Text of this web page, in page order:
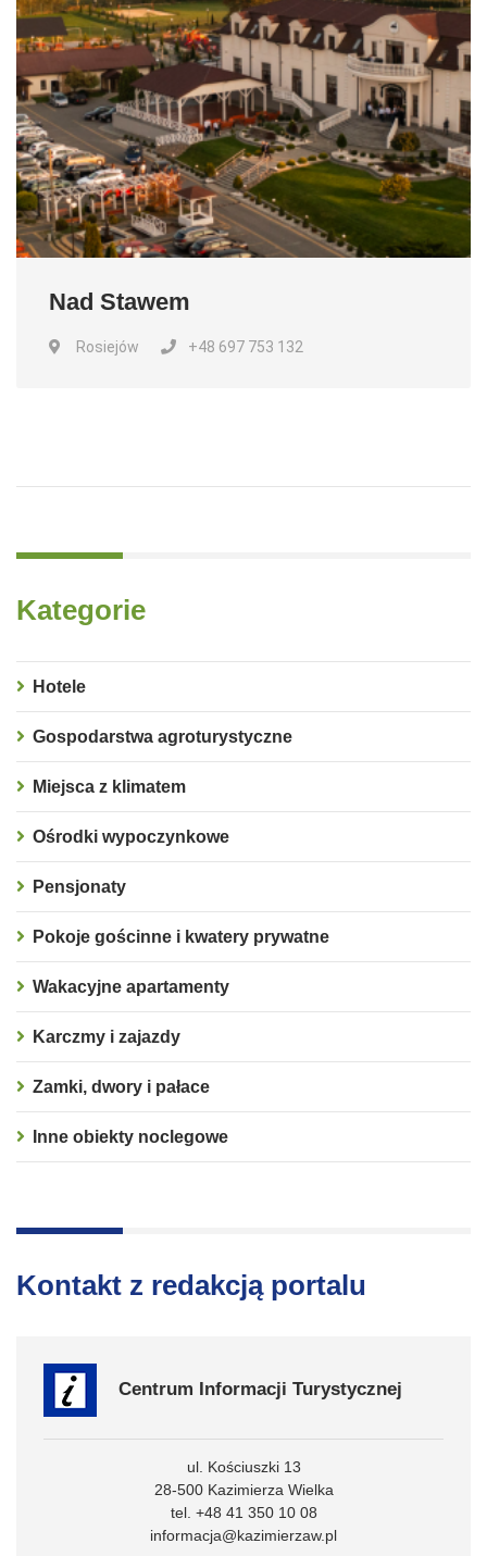
Nad Stawem
Rosiejów +48 697 753 132
Kategorie
Hotele
Gospodarstwa agroturystyczne
Miejsca z klimatem
Ośrodki wypoczynkowe
Pensjonaty
Pokoje gościnne i kwatery prywatne
Wakacyjne apartamenty
Karczmy i zajazdy
Zamki, dwory i pałace
Inne obiekty noclegowe
Kontakt z redakcją portalu
Centrum Informacji Turystycznej
ul. Kościuszki 13
28-500 Kazimierza Wielka
tel. +48 41 350 10 08
informacja@kazimierzaw.pl